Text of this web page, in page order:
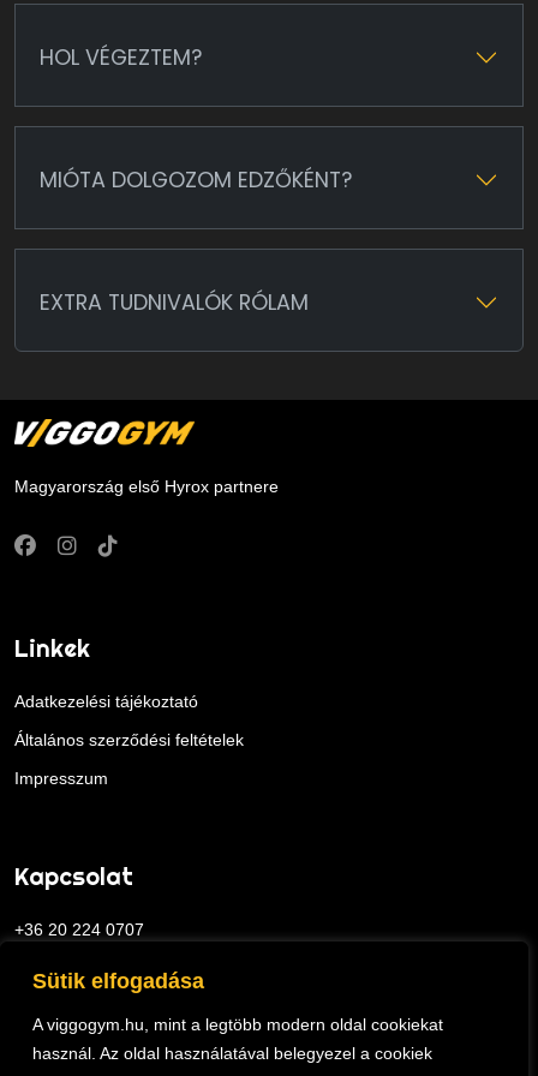
Sütik elfogadása
A viggogym.hu, mint a legtöbb modern oldal cookiekat
használ. Az oldal használatával belegyezel a cookiek
HOL VÉGEZTEM?
MIÓTA DOLGOZOM EDZŐKÉNT?
EXTRA TUDNIVALÓK RÓLAM
Magyarország első Hyrox partnere
Linkek
Adatkezelési tájékoztató
Általános szerződési feltételek
Impresszum
Kapcsolat
+36 20 224 0707